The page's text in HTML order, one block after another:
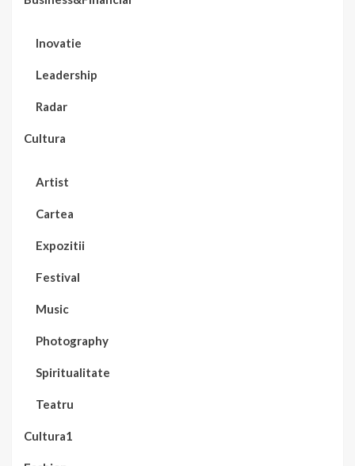
Inovatie
Leadership
Radar
Cultura
Artist
Cartea
Expozitii
Festival
Music
Photography
Spiritualitate
Teatru
Cultura1